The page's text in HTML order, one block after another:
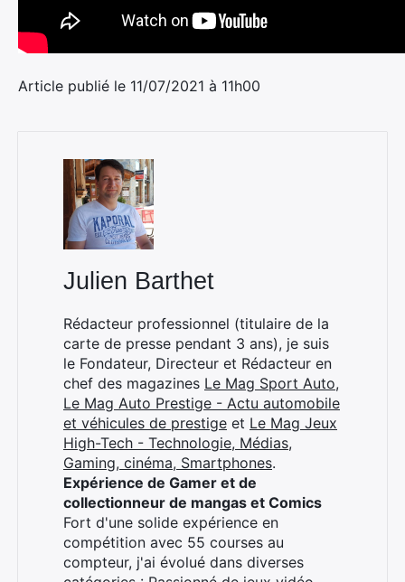
Article publié le 11/07/2021 à 11h00
Julien Barthet
Rédacteur professionnel (titulaire de la
carte de presse pendant 3 ans), je suis
le Fondateur, Directeur et Rédacteur en
chef des magazines Le Mag Sport Auto,
Le Mag Auto Prestige - Actu automobile
et véhicules de prestige et Le Mag Jeux
High-Tech - Technologie, Médias,
Gaming, cinéma, Smartphones.
Expérience de Gamer et de
collectionneur de mangas et Comics
Fort d'une solide expérience en
compétition avec 55 courses au
compteur, j'ai évolué dans diverses